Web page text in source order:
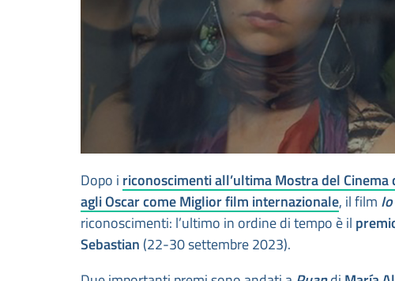
Dopo i riconoscimenti all’ultima Mostra del Cinema
agli Oscar come Miglior film internazionale, il film
riconoscimenti: l’ultimo in ordine di tempo è il
Sebastian (22-30 settembre 2023).